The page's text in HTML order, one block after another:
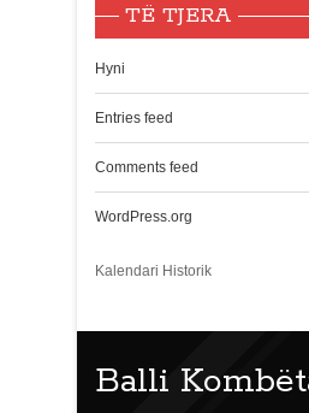
TË TJERA
Hyni
Entries feed
Comments feed
WordPress.org
Kalendari Historik
Balli